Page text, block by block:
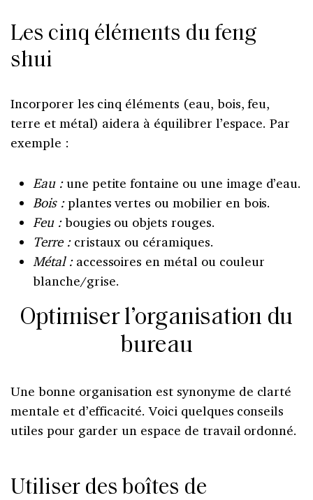
Les cinq éléments du feng
shui
Incorporer les cinq éléments (eau, bois, feu,
terre et métal) aidera à équilibrer l’espace. Par
exemple :
Eau :une petite fontaine ou une image d’eau.
Bois :plantes vertes ou mobilier en bois.
Feu :bougies ou objets rouges.
Terre :cristaux ou céramiques.
Métal :accessoires en métal ou couleur
blanche/grise.
Optimiser l’organisation du
bureau
Une bonne organisation est synonyme de clarté
mentale et d’efficacité. Voici quelques conseils
utiles pour garder un espace de travail ordonné.
Utiliser des boîtes de